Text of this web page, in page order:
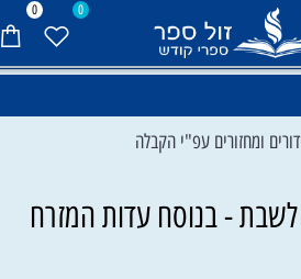
0 0
ומחזורים עפ"י הקבלה
- בנוסח עדות המזרח